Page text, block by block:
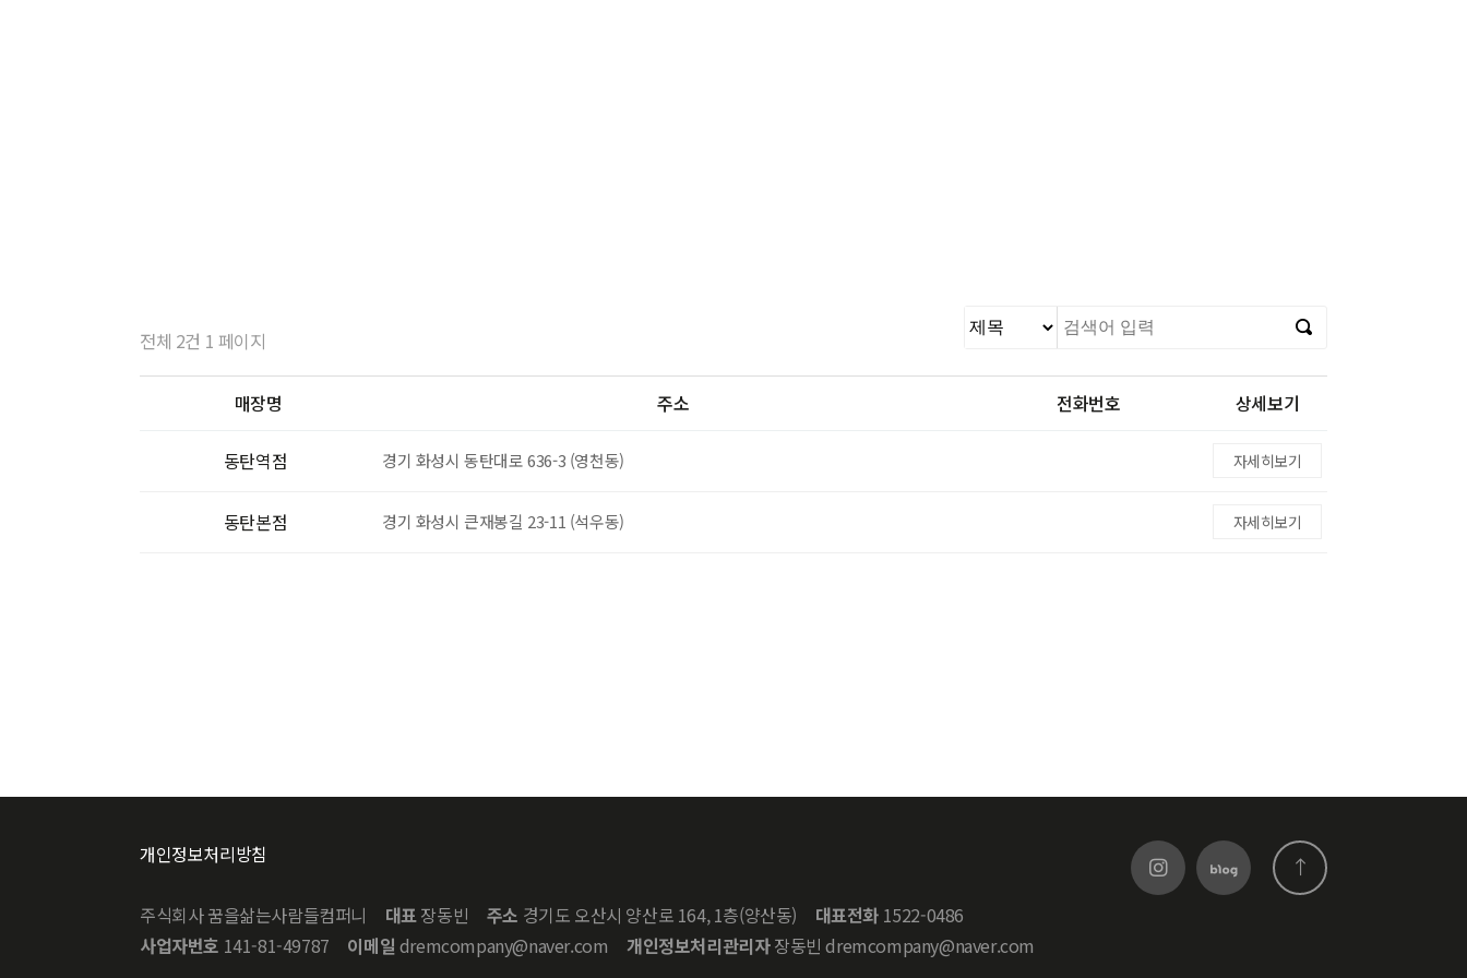
전체 2건 1 페이지
매장명 주소 전화번호 상세보기
동탄역점 경기 화성시 동탄대로 636-3 (영천동) 자세히보기
동탄본점 경기 화성시 큰재봉길 23-11 (석우동) 자세히보기
개인정보처리방침
주식회사 꿈을삶는사람들컴퍼니 대표장동빈 주소 경기도 오산시 양산로 164, 1층(양산동) 대표전화 1522-0486
사업자번호 141-81-49787 이메일 dremcompany@naver.com 개인정보처리관리자장동빈 dremcompany@naver.com